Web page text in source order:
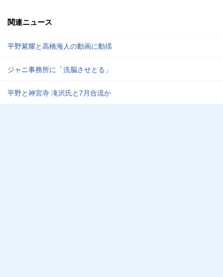
関連ニュース
平野紫耀と高橋海人の動画に動揺
ジャニ事務所に「洗脳させとる」
平野と神宮寺 滝沢氏と7月合流か